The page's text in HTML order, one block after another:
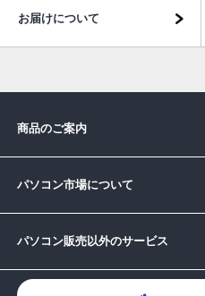
お届けについて
商品のご案内
パソコン市場について
パソコン販売以外のサービス